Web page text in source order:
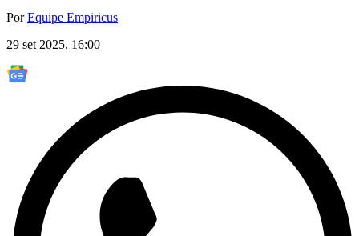
PorEquipe Empiricus
29 set 2025, 16:00